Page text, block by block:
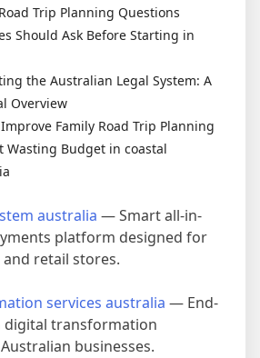
Trip Planning Questions
Should Ask Before Starting in
the Australian Legal System: A
Overview
Family Road Trip Planning
Wasting Budget in coastal
australia — Smart all-in-
platform designed for
retail stores.
services australia — End-
digital transformation
businesses.